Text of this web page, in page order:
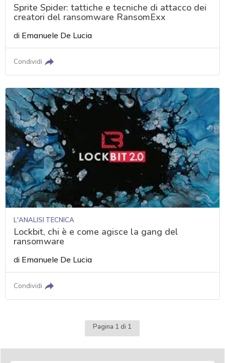
Sprite Spider: tattiche e tecniche di attacco dei
creatori del ransomware RansomExx
di Emanuele De Lucia
Condividi
L'ANALISI TECNICA
Lockbit, chi è e come agisce la gang del
ransomware
di Emanuele De Lucia
Condividi
Pagina 1 di 1